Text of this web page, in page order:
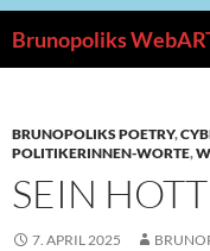
Brunopoliks
BRUNOPOLIKS POETRY,
POLITIKERINNEN-WORTE,
SEIN
7. APRIL 2025